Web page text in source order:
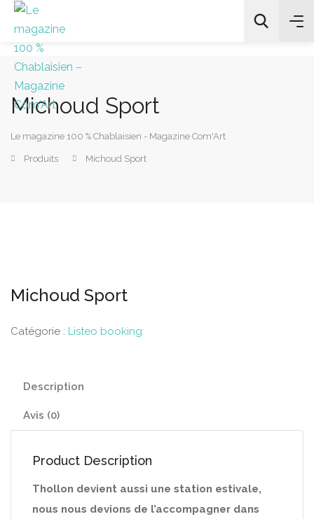
All Categories
Michoud Sport
Le magazine 100 % Chablaisien - Magazine Com'Art
Produits Michoud Sport
Michoud Sport
Catégorie : Listeo booking
Description
Avis (0)
Product Description
Thollon devient aussi une station estivale,
nous nous devions de l’accompagner dans